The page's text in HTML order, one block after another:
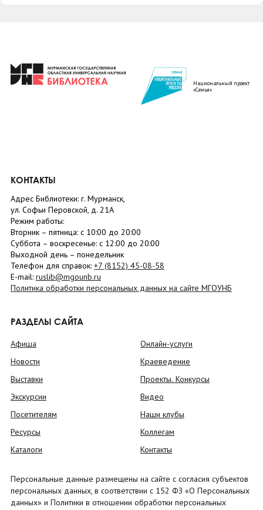
Национальный проект
«Семья»
КОНТАКТЫ
Адрес Библиотеки: г. Мурманск,
ул. Софьи Перовской, д. 21А
Режим работы:
Вторник – пятница: с 10:00 до 20:00
Суббота – воскресенье: c 12:00 до 20:00
Выходной день – понедельник
Телефон для справок: +7 (8152) 45-08-58
E-mail: ruslib@mgounb.ru
Политика обработки персональных данных на сайте МГОУНБ
РАЗДЕЛЫ САЙТА
Афиша
Новости
Выставки
Экскурсии
Посетителям
Ресурсы
Каталоги
Онлайн-услуги
Краеведение
Проекты. Конкурсы
Видео
Наши клубы
Коллегам
Контакты
Персональные данные размещены на сайте с согласия субъектов
персональных данных, в соответствии с 152 ФЗ «О Персональных
данных» и Политики в отношении обработки персональных